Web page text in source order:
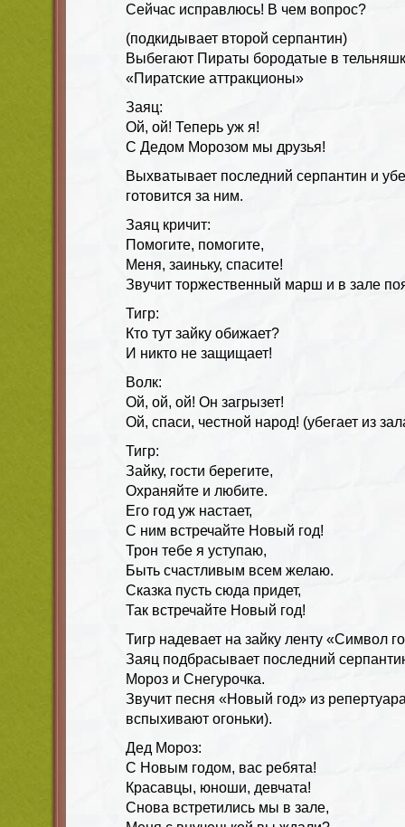
Сейчас исправлюсь! В чем вопрос?
(подкидывает второй серпантин)
Выбегают Пираты бородатые в
«Пиратские аттракционы»
Заяц:
Ой, ой! Теперь уж я!
С Дедом Морозом мы друзья!
Выхватывает последний серпантин и
готовится за ним.
Заяц кричит:
Помогите, помогите,
Меня, заиньку, спасите!
Звучит торжественный марш и в зале
Тигр:
Кто тут зайку обижает?
И никто не защищает!
Волк:
Ой, ой, ой! Он загрызет!
Ой, спаси, честной народ! (убегает из
Тигр:
Зайку, гости берегите,
Охраняйте и любите.
Его год уж настает,
С ним встречайте Новый год!
Трон тебе я уступаю,
Быть счастливым всем желаю.
Сказка пусть сюда придет,
Так встречайте Новый год!
Тигр надевает на зайку ленту «Символ
Заяц подбрасывает последний
Мороз и Снегурочка.
Звучит песня «Новый год» из
вспыхивают огоньки).
Дед Мороз:
С Новым годом, вас ребята!
Красавцы, юноши, девчата!
Снова встретились мы в зале,